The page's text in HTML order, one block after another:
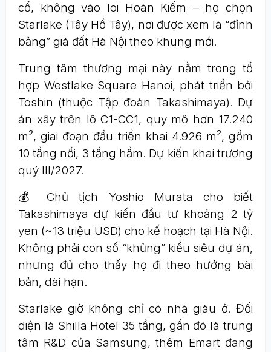
cổ, không vào lõi Hoàn Kiếm – họ chọn
Starlake (Tây Hồ Tây), nơi được xem là “đỉnh
bảng” giá đất Hà Nội theo khung mới.
Trung tâm thương mại này nằm trong tổ
hợp Westlake Square Hanoi, phát triển bởi
Toshin (thuộc Tập đoàn Takashimaya). Dự
án xây trên lô C1-CC1, quy mô hơn 17.240
m², giai đoạn đầu triển khai 4.926 m², gồm
10 tầng nổi, 3 tầng hầm. Dự kiến khai trương
quý III/2027.
💰 Chủ tịch Yoshio Murata cho biết
Takashimaya dự kiến đầu tư khoảng 2 tỷ
yen (~13 triệu USD) cho kế hoạch tại Hà Nội.
Không phải con số “khủng” kiểu siêu dự án,
nhưng đủ cho thấy họ đi theo hướng bài
bản, dài hạn.
Starlake giờ không chỉ có nhà giàu ở. Đối
diện là Shilla Hotel 35 tầng, gần đó là trung
tâm R&D của Samsung, thêm Emart đang